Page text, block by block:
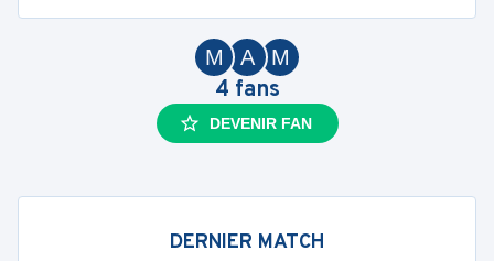
M
A
M
4 fans
DEVENIR FAN
DERNIER MATCH